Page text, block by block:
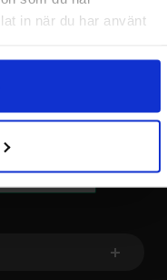
in när du har använt